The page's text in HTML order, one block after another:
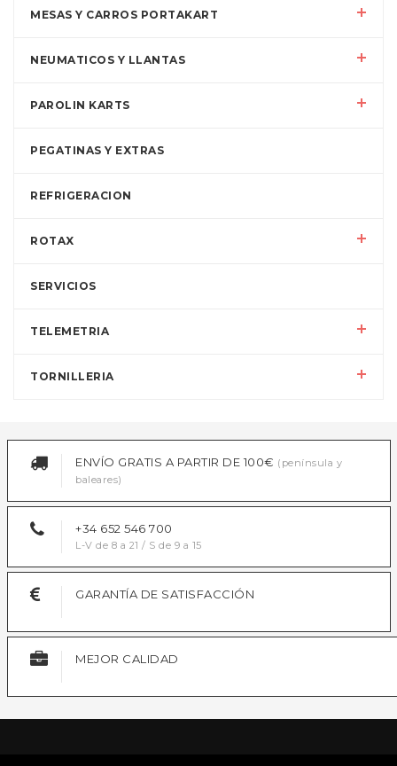
MESAS Y CARROS PORTAKART
NEUMATICOS Y LLANTAS
PAROLIN KARTS
PEGATINAS Y EXTRAS
REFRIGERACION
ROTAX
SERVICIOS
TELEMETRIA
TORNILLERIA
ENVÍO GRATIS A PARTIR DE 100€ (península y
baleares)
+34 652 546 700
L-V de 8 a 21 / S de 9 a 15
GARANTÍA DE SATISFACCIÓN
MEJOR CALIDAD